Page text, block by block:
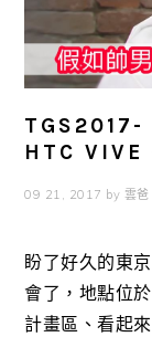
TGS2017-
HTC VIVE
09 21, 2017 by 雲爸
盼了好久的東
會了，地點位
計畫區、看起